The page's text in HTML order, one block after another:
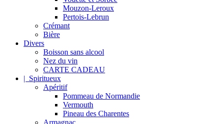
Mouzon-Leroux
Pertois-Lebrun
Crémant
Bière
Divers
Boisson sans alcool
Nez du vin
CARTE CADEAU
| Spiritueux
Apéritif
Pommeau de Normandie
Vermouth
Pineau des Charentes
Armagnac